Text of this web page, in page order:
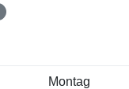
Montag